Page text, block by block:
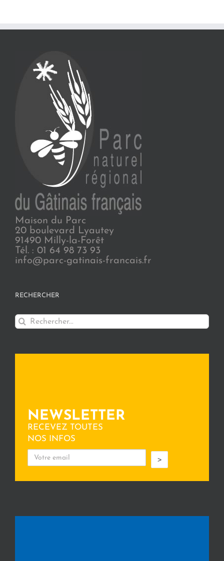
Maison du Parc
20 boulevard Lyautey
91490 Milly-la-Forêt
Tél. : 01 64 98 73 93
info@parc-gatinais-francais.fr
RECHERCHER
Rechercher:
NEWSLETTER
RECEVEZ TOUTES
NOS INFOS
>